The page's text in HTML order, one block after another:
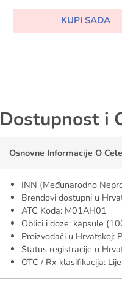
Dostupnost i
Osnovne Informacije O
INN (Međunarodno
Brendovi dostupni u
ATC Koda: M01AH01
Oblici i doze: kapsule
Proizvođači u Hrvatskoj:
Status registracije u
OTC / Rx klasifikacija: